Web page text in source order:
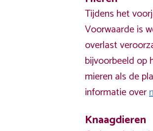
Tijdens het
Voorwaarde is
overlast
bijvoorbeeld op
mieren als de
informatie over
Knaagdieren